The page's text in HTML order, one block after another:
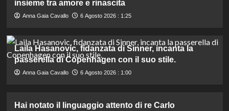
insieme tra amore e rinascita
Anna Gaia Cavallo 6 Agosto 2026 : 1:25
Laila Hasanovic, fidanzata di Sinner, incanta la
passerella di Copenhagen con il suo stile.
Anna Gaia Cavallo 6 Agosto 2026 : 1:00
Hai notato il linguaggio attento di re Carlo